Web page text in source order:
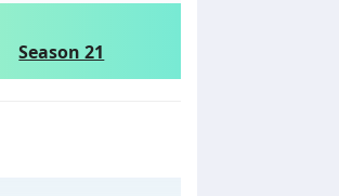
Season 21